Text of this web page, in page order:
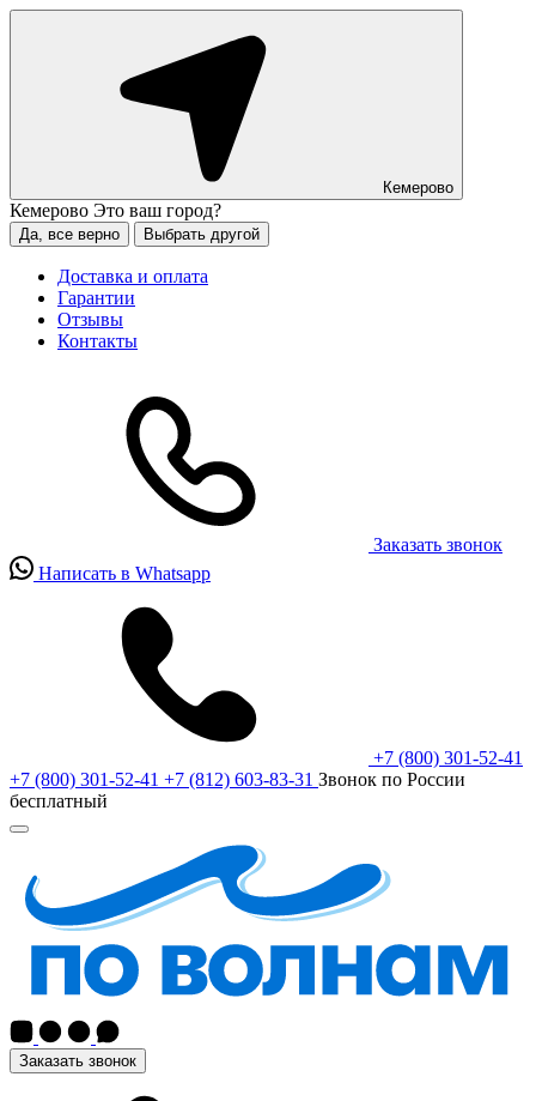
Кемерово
Кемерово Это ваш город?
Да, все верно Выбрать другой
Доставка и оплата
Гарантии
Отзывы
Контакты
Заказать звонок
Написать в Whatsapp
+7 (800) 301-52-41
+7 (800) 301-52-41 +7 (812) 603-83-31 Звонок по России
бесплатный
Заказать звонок